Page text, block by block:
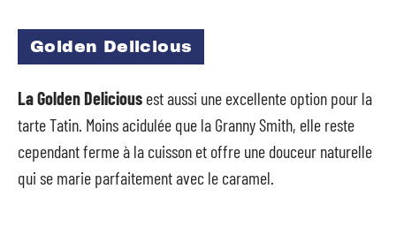
Golden Delicious
La Golden Delicious est aussi une excellente option pour la
tarte Tatin. Moins acidulée que la Granny Smith, elle reste
cependant ferme à la cuisson et offre une douceur naturelle
qui se marie parfaitement avec le caramel.